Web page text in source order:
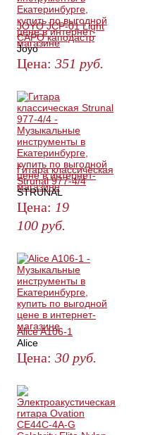
JOYO JCP-01 Light
CAPO каподастр
Joyo
Цена: 351 руб.
Гитара классическая
Strunal 977-4/4
STRUNAL
Цена: 19
100 руб.
Alice A106-1
Alice
Цена: 30 руб.